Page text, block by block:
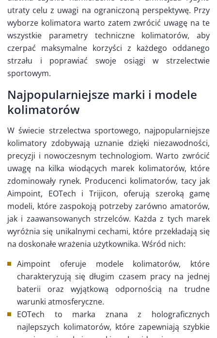
utraty celu z uwagi na ograniczoną perspektywę. Przy
wyborze kolimatora warto zatem zwrócić uwagę na te
wszystkie parametry techniczne kolimatorów, aby
czerpać maksymalne korzyści z każdego oddanego
strzału i poprawiać swoje osiągi w strzelectwie
sportowym.
Najpopularniejsze marki i modele
kolimatorów
W świecie strzelectwa sportowego, najpopularniejsze
kolimatory zdobywają uznanie dzięki niezawodności,
precyzji i nowoczesnym technologiom. Warto zwrócić
uwagę na kilka wiodących marek kolimatorów, które
zdominowały rynek. Producenci kolimatorów, tacy jak
Aimpoint, EOTech i Trijicon, oferują szeroką gamę
modeli, które zaspokoją potrzeby zarówno amatorów,
jak i zaawansowanych strzelców. Każda z tych marek
wyróżnia się unikalnymi cechami, które przekładają się
na doskonałe wrażenia użytkownika. Wśród nich:
Aimpoint oferuje modele kolimatorów, które
charakteryzują się długim czasem pracy na jednej
baterii oraz wyjątkową odpornością na trudne
warunki atmosferyczne.
EOTech to marka znana z holograficznych
najlepszych kolimatorów, które zapewniają szybkie